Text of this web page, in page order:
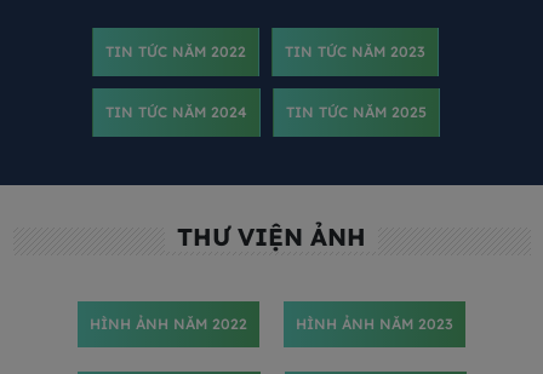
TIN TỨC NĂM 2022 TIN TỨC NĂM 2023
TIN TỨC NĂM 2024 TIN TỨC NĂM 2025
THƯ VIỆN ẢNH
HÌNH ẢNH NĂM 2022 HÌNH ẢNH NĂM 2023